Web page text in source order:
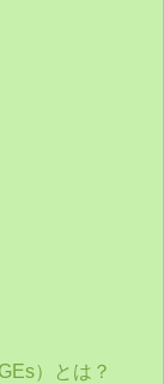
）とは？